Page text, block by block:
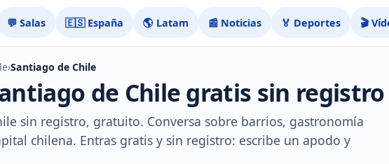
💬 Salas 🇪🇸 España 🌎 Latam 📰 Noticias 🏅 Deportes 🎬
›Santiago de Chile
de Chile gratis sin registro
sin registro, gratuito. Conversa sobre barrios, gastronomía
chilena. Entras gratis y sin registro: escribe un apodo y